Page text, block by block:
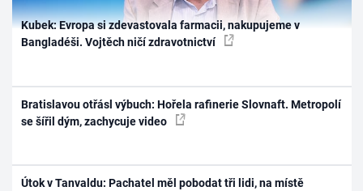
Kubek: Evropa si zdevastovala farmacii, nakupujeme v
Bangladéši. Vojtěch ničí zdravotnictví
Bratislavou otřásl výbuch: Hořela rafinerie Slovnaft. Metropolí
se šířil dým, zachycuje video
Útok v Tanvaldu: Pachatel měl pobodat tři lidi, na místě